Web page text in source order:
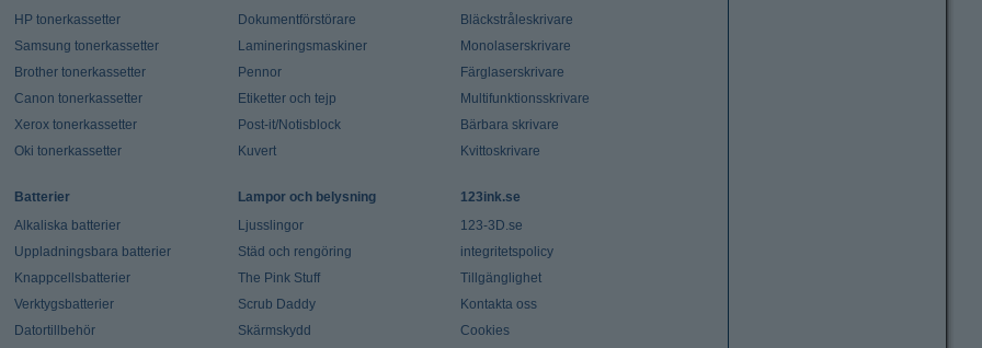
HP tonerkassetter
Samsung tonerkassetter
Brother tonerkassetter
Canon tonerkassetter
Xerox tonerkassetter
Oki tonerkassetter
Dokumentförstörare
Lamineringsmaskiner
Pennor
Etiketter och tejp
Post-it/Notisblock
Kuvert
Bläckstråleskrivare
Monolaserskrivare
Färglaserskrivare
Multifunktionsskrivare
Bärbara skrivare
Kvittoskrivare
Batterier
Alkaliska batterier
Uppladningsbara batterier
Knappcellsbatterier
Verktygsbatterier
Datortillbehör
Lampor och belysning
Ljusslingor
Städ och rengöring
The Pink Stuff
Scrub Daddy
Skärmskydd
123ink.se
123-3D.se
integritetspolicy
Tillgänglighet
Kontakta oss
Cookies